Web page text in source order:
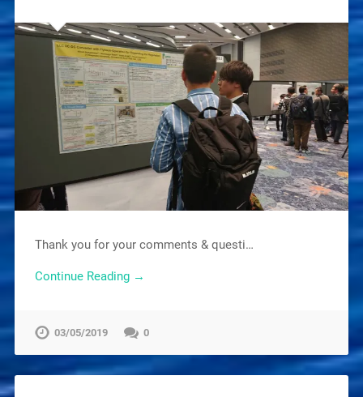
Thank you for your comments & questi…
Continue Reading →
03/05/2019 0